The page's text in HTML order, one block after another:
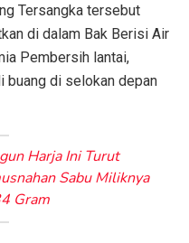
Tersangka tersebut
di dalam Bak Berisi Air
Pembersih lantai,
buang di selokan depan
Harja Ini Turut
Sabu Miliknya
Gram